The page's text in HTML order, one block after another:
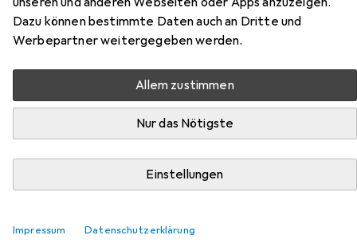
Dazu können bestimmte Daten auch an Dritte und
Werbepartner weitergegeben werden.
Allem zustimmen
Nur das Nötigste
Einstellungen
Impressum Datenschutzerklärung
Relevanz
DigitecUSB Typ C – USB Typ C